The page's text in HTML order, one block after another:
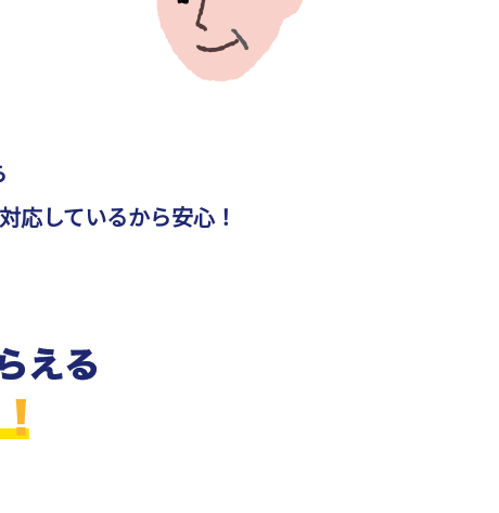
応しているから安心！